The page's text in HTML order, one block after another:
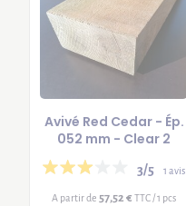
Avivé Red Cedar - Ép.
052 mm - Clear 2
3/5 1 avis
A partir de 57,52 € TTC / 1 pcs